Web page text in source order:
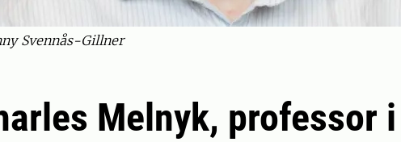
Svennås-Gillner
Melnyk, professor i